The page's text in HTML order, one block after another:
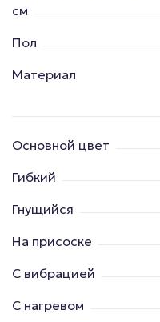
см
Пол
Материал
Основной цвет
Гибкий
Гнущийся
На присоске
С вибрацией
С нагревом